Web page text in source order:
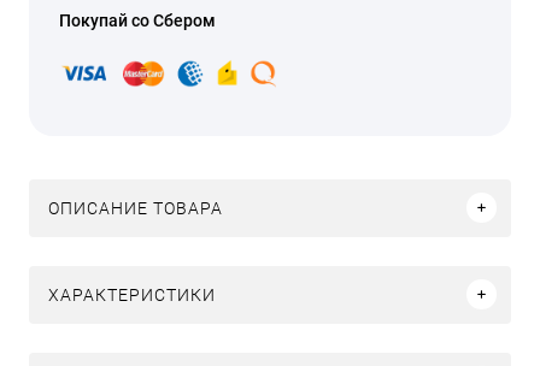
Покупай со Сбером
ОПИСАНИЕ ТОВАРА
ХАРАКТЕРИСТИКИ